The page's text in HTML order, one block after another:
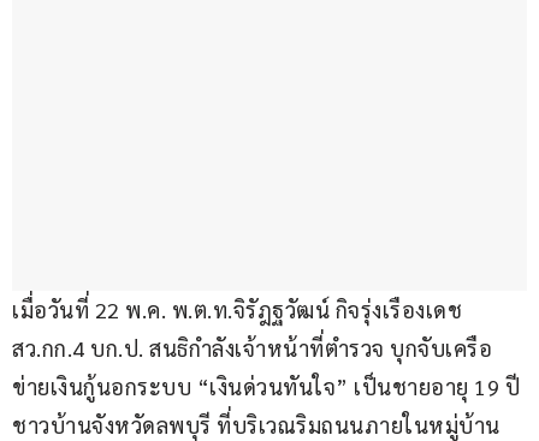
เมื่อวันที่ 22 พ.ค. พ.ต.ท.จิรัฎฐวัฒน์ กิจรุ่งเรืองเดช
สว.กก.4 บก.ป. สนธิกำลังเจ้าหน้าที่ตำรวจ บุกจับเครือ
ข่ายเงินกู้นอกระบบ “เงินด่วนทันใจ” เป็นชายอายุ 19 ปี
ชาวบ้านจังหวัดลพบุรี ที่บริเวณริมถนนภายในหมู่บ้าน